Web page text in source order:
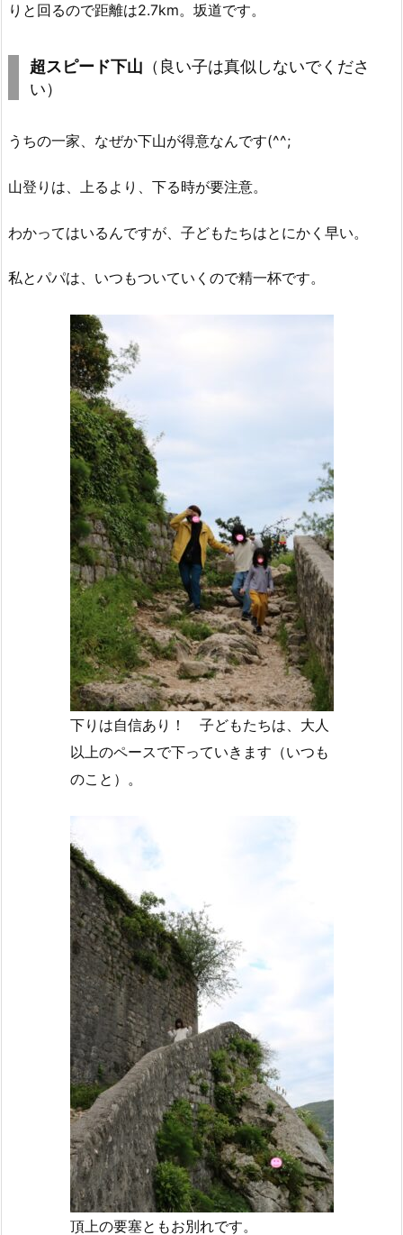
りと回るので距離は2.7km。坂道です。
超スピード下山 （良い子は真似しないでくださ
い）
うちの一家、なぜか下山が得意なんです(^^;
山登りは、上るより、下る時が要注意。
わかってはいるんですが、子どもたちはとにかく早い。
私とパパは、いつもついていくので精一杯です。
下りは自信あり！ 子どもたちは、大人
以上のペースで下っていきます（いつも
のこと）。
頂上の要塞ともお別れです。